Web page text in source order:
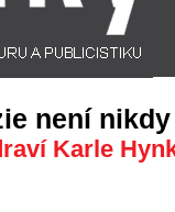
není
Karle